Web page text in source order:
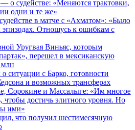
о судействе: «Меняются трактовки,
одни и те же»
в матче с «Ахматом»: «Было
Отношусь к ошибкам с
Уругвая Виньяс, которым
перешел в мексиканскую
млн
о ситуации с Барко, готовности
и возможных трансферах
Сорокине и Массалыге: «Им многое
чтобы достичь элитного уровня. Но
ими»
что получил шестимесячную